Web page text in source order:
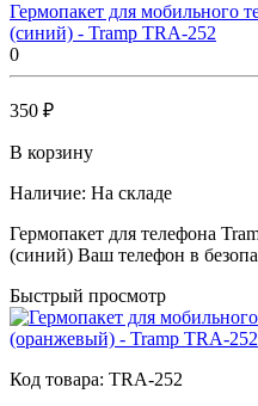
Гермопакет для мобильного
(синий) - Tramp TRA-252
0
350 ₽
В корзину
Наличие: На складе
Гермопакет для телефона
(синий) Ваш телефон в
Быстрый просмотр
Код товара: TRA-252